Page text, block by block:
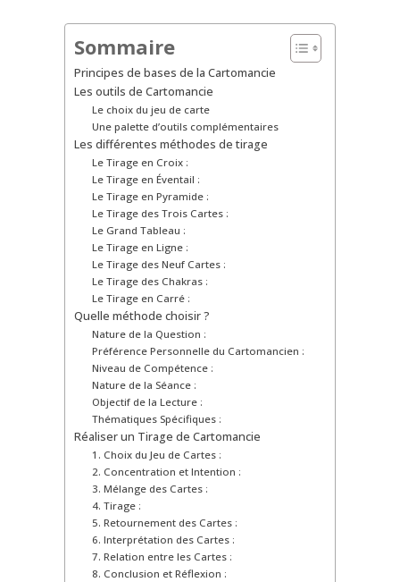
Sommaire
Principes de bases de la Cartomancie
Les outils de Cartomancie
Le choix du jeu de carte
Une palette d’outils complémentaires
Les différentes méthodes de tirage
Le Tirage en Croix :
Le Tirage en Éventail :
Le Tirage en Pyramide :
Le Tirage des Trois Cartes :
Le Grand Tableau :
Le Tirage en Ligne :
Le Tirage des Neuf Cartes :
Le Tirage des Chakras :
Le Tirage en Carré :
Quelle méthode choisir ?
Nature de la Question :
Préférence Personnelle du Cartomancien :
Niveau de Compétence :
Nature de la Séance :
Objectif de la Lecture :
Thématiques Spécifiques :
Réaliser un Tirage de Cartomancie
1. Choix du Jeu de Cartes :
2. Concentration et Intention :
3. Mélange des Cartes :
4. Tirage :
5. Retournement des Cartes :
6. Interprétation des Cartes :
7. Relation entre les Cartes :
8. Conclusion et Réflexion :